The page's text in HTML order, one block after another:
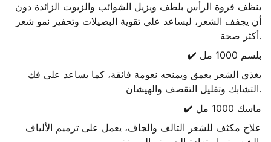
ينظف فروة الرأس بلطف ويزيل الشوائب والزيوت الزائدة دون
أن يجفف الشعر، ليساعد على تقوية البصيلات وتحفيز نمو شعر
أكثر صحة.
✔️ بلسم 1000 مل
يغذي الشعر بعمق ويمنحه نعومة فائقة، كما يساعد على فك
التشابك وتقليل التقصف والهيشان.
✔️ ماسك 1000 مل
علاج مكثف للشعر التالف والجاف، يعمل على ترميم الألياف